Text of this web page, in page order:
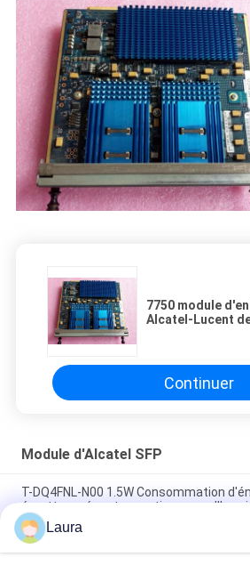
7750 module
Alcatel-Lucent
d'Ethernet
Continuer
Module d'Alcatel SFP
T-DQ4FNL-N00 1.5W Consommation
émetteur-récepteur optique pour
SFP 10G ZR alcatel sfp module tampon
récepteur optique en empilement
Laura